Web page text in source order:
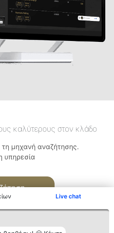
Live chat
καλύτερους στον κλάδο
τη μηχανή αναζήτησης.
υπηρεσία